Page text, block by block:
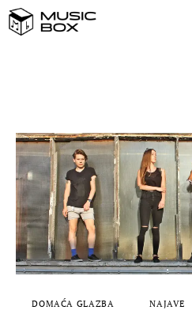
DOMAĆA GLAZBA
STRANA GLAZBA
FILM
MUSIC BOX
DOMAĆA GLAZBA NAJAVE